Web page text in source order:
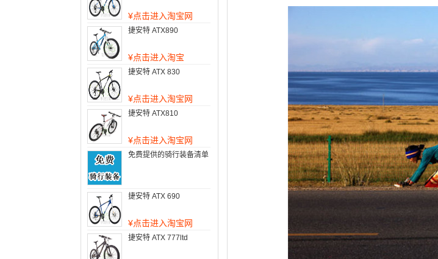
¥点击进入淘宝网
捷安特 ATX890
¥点击进入淘宝
捷安特 ATX 830
¥点击进入淘宝网
捷安特 ATX810
¥点击进入淘宝网
免费提供的骑行装备清单
捷安特 ATX 690
¥点击进入淘宝网
捷安特 ATX 777ltd